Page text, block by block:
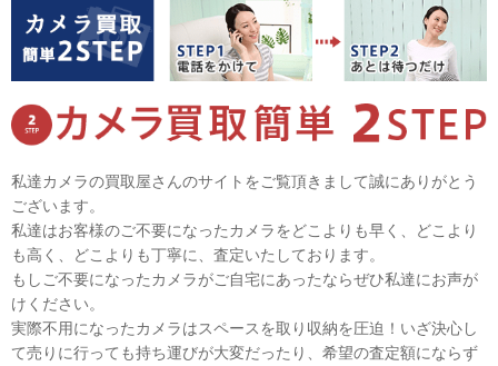
私達カメラの買取屋さんのサイトをご覧頂きまして誠にありがとう
ございます。
私達はお客様のご不要になったカメラをどこよりも早く、どこより
も高く、どこよりも丁寧に、査定いたしております。
もしご不要になったカメラがご自宅にあったならぜひ私達にお声が
けください。
実際不用になったカメラはスペースを取り収納を圧迫！いざ決心し
て売りに行っても持ち運びが大変だったり、希望の査定額にならず